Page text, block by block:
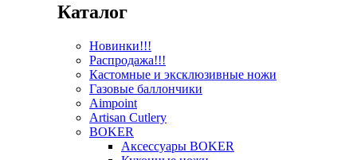
Каталог
Новинки!!!
Распродажа!!!
Кастомные и эксклюзивные ножи
Газовые баллончики
Aimpoint
Artisan Cutlery
BOKER
Аксессуары BOKER